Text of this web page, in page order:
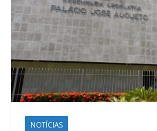
NOTÍCIAS